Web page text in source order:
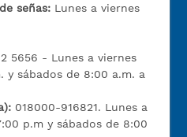
señas: Lunes a viernes
5656 - Lunes a viernes
y sábados de 8:00 a.m. a
018000-916821. Lunes a
p.m y sábados de 8:00